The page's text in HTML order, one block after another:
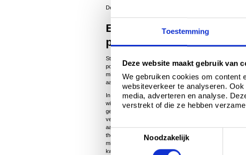
Toestemming
Deze website maakt gebruik van
We gebruiken cookies om content
websiteverkeer te analyseren.
media, adverteren en analyse.
verstrekt of die ze hebben
T
o
Noodzakelijk
De echte motiverende factor is, zoals vaker het geval,
Energie efficiënt
projecten
Stijgende energiekosten maken vermindering van het
portemonnee als de planeet. Dit moge duidelijk zijn, maar
misvatting dat het integreren van energie-
aan vragen om problemen en oplopende kosten.
In sommige gevallen, vooral bij oudere gebouwen, kan
wijzigingen aan de structuur van het gebouw
gebouwen, met name in de industriële en commerciële
verbeteringen worden aangebracht die zeer
aan het onroerend goed zelf. Bijvoorbeeld door het
thermische efficiëntie in de gebouwschil, kan een
milieubelasting worden bereikt. Om dit te bereiken in een
kwestie van aandacht voor detail en specificeren van de